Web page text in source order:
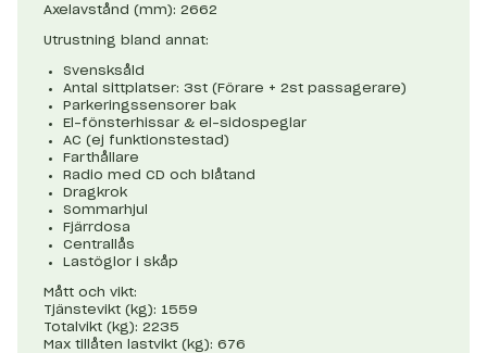
Axelavstånd (mm): 2662
Utrustning bland annat:
Svensksåld
Antal sittplatser: 3st (Förare + 2st passagerare)
Parkeringssensorer bak
El-fönsterhissar & el-sidospeglar
AC (ej funktionstestad)
Farthållare
Radio med CD och blåtand
Dragkrok
Sommarhjul
Fjärrdosa
Centrallås
Lastöglor i skåp
Mått och vikt:
Tjänstevikt (kg): 1559
Totalvikt (kg): 2235
Max tillåten lastvikt (kg): 676